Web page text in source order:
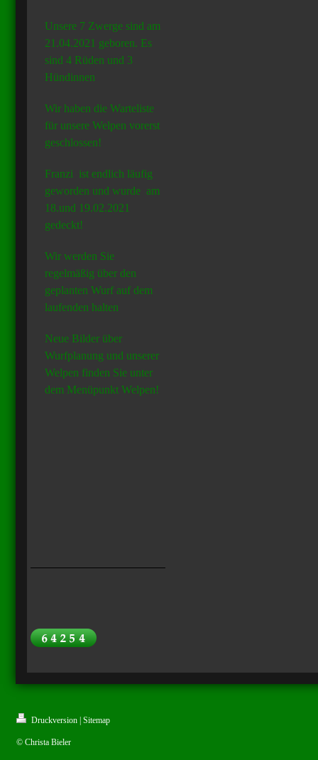
Unsere 7 Zwerge sind am
21.04.2021 geboren. Es
sind 4 Rüden und 3
Hündinnen
Wir haben die Warteliste
für unsere Welpen vorerst
geschlossen!
Franzi ist endlich läufig
geworden und wurde am
18.und 19.02.2021
gedeckt!
Wir werden Sie
regelmäßig über den
geplanten Wurf auf dem
laufenden halten
Neue Bilder über
Wurfplanung und unserer
Welpen finden Sie unter
dem Menüpunkt Welpen!
Druckversion Sitemap
© Christa Bieler